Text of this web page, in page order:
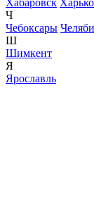
Ч
Чебоксары
Ш
Шимкент
Я
Ярославль